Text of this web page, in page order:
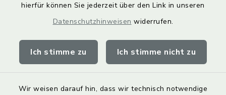
hierfür können Sie jederzeit über den Link in unseren
Datenschutzhinweisen widerrufen.
Ich stimme zu Ich stimme nicht zu
Wir weisen darauf hin, dass wir technisch notwendige
Kontakt